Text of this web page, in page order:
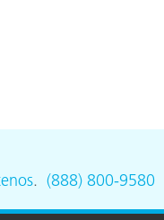
. (888) 800-9580